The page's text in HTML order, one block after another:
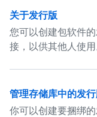
关于发行版
您可以创建包软件
接，以供其他人使用
管理存储库中的发
你可以创建要捆绑